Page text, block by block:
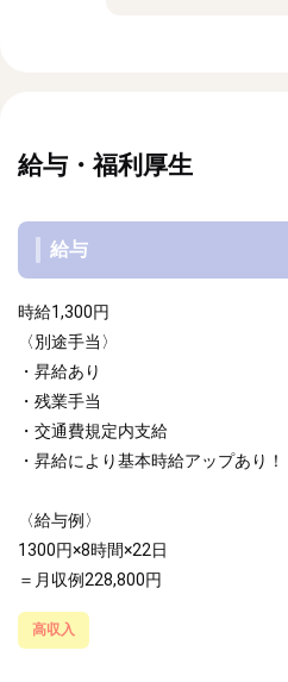
給与・福利厚生
給与
時給1,300円
〈別途手当〉
・昇給あり
・残業手当
・交通費規定内支給
・昇給により基本時給アップあり！
〈給与例〉
1300円×8時間×22日
＝月収例228,800円
高収入